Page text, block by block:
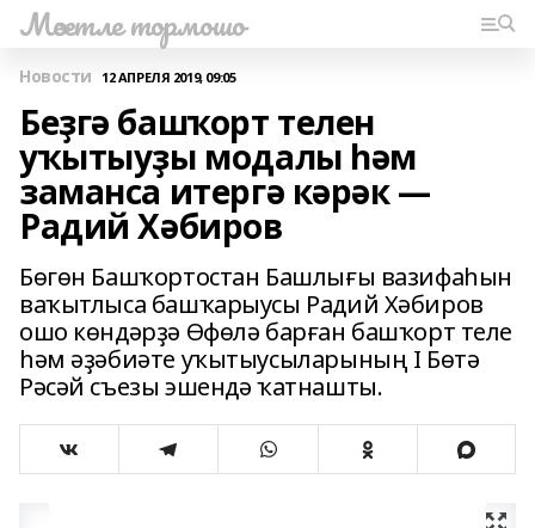
Мәсетле тормошо
Новости 12 АПРЕЛЯ 2019, 09:05
Беҙгә башҡорт телен
уҡытыуҙы модалы һәм
заманса итергә кәрәк —
Радий Хәбиров
Бөгөн Башҡортостан Башлығы вазифаһын
ваҡытлыса башҡарыусы Радий Хәбиров
ошо көндәрҙә Өфөлә барған башҡорт теле
һәм әҙәбиәте уҡытыусыларының I Бөтә
Рәсәй съезы эшендә ҡатнашты.